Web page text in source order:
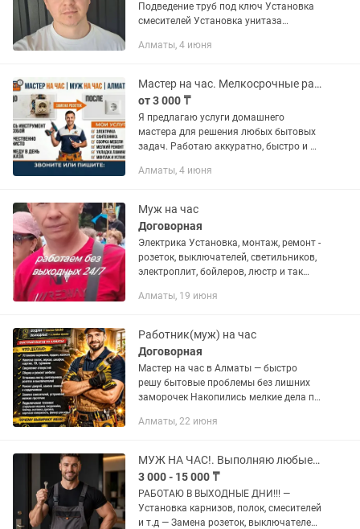
Подведение труб под ключ Установка
смесителей Установка унитаза
Устранение течи Перенос котла
Алматы, 4 июня
Мастер на час. Мелкосрочные работы. Муж на час.
от 3 000 ₸
Я предлагаю услуги домашнего
мастера для решения любых бытовых
задач. Работаю аккуратно, быстро и на
Установка и ремонт смесителей,
Алматы, 4 июня
Муж на час
Договорная
Электрика Установка, монтаж, ремонт -
розеток, выключателей, светильников,
электроплит, бойлеров, люстр и так
картин, зеркал, и так далее. Имеется
Алматы, 19 июня
Работник(муж) на час
Договорная
Мастер на час в Алматы — быстро
решу бытовые проблемы без лишних
заморочек Накопились мелкие дела по
нужно повесить телевизор или собрать
Алматы, 22 июня
МУЖ НА ЧАС!. Выполняю любые бытовые и ремонтные работы быстро, аккуратно.
3 000 - 15 000 ₸
РАБОТАЮ В ВЫХОДНЫЕ ДНИ!!! —
Установка карнизов, полок, смесителей
и т.д — Замена розеток, выключателей